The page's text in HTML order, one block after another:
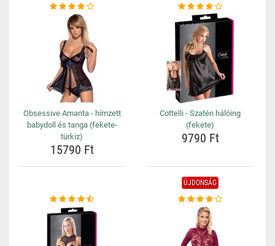
Obsessive Amanta - hímzett
babydoll és tanga (fekete-
türkiz)
15790 Ft
Cottelli - Szatén hálóing
(fekete)
9790 Ft
ÚJDONSÁG